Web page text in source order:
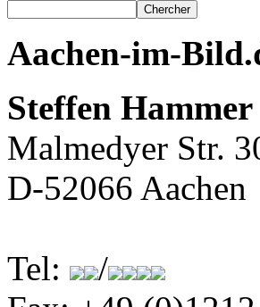
Aachen-im-
Steffen Hammer
Malmedyer Str.
D-52066 Aachen
Tel:
/